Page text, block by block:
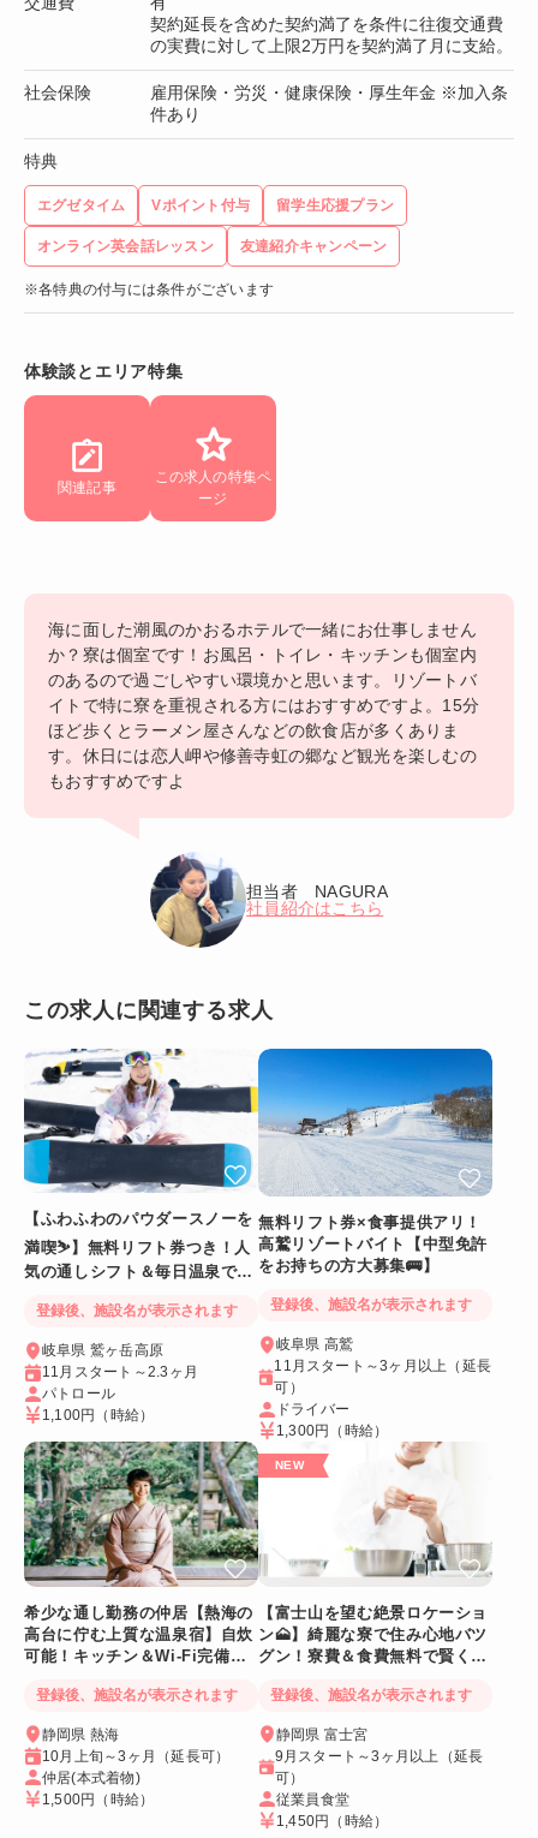
契約延長を含めた契約満了を条件に往復交通費
の実費に対して上限2万円を契約満了月に支給。
社会保険
雇用保険・労災・健康保険・厚生年金 ※加入条
件あり
特典
エグゼタイム Vポイント付与 留学生応援プラン
オンライン英会話レッスン 友達紹介キャンペーン
※各特典の付与には条件がございます
体験談とエリア特集
関連記事
この求人の特集ペ
ージ
海に面した潮風のかおるホテルで一緒にお仕事しません
か？寮は個室です！お風呂・トイレ・キッチンも個室内
のあるので過ごしやすい環境かと思います。リゾートバ
イトで特に寮を重視される方にはおすすめですよ。15分
ほど歩くとラーメン屋さんなどの飲食店が多くありま
す。休日には恋人岬や修善寺虹の郷など観光を楽しむの
もおすすめですよ
担当者 NAGURA
社員紹介はこちら
この求人に関連する求人
【ふわふわのパウダースノーを
満喫⛷️】無料リフト券つき！人
気の通しシフト＆毎日温泉でリ
登録後、施設名が表示されます
岐阜県 鷲ヶ岳高原
11月スタート～2.3ヶ月
パトロール
1,100円
（時給）
無料リフト券×食事提供アリ！
高鷲リゾートバイト【中型免許
をお持ちの方大募集🚌】
登録後、施設名が表示されます
岐阜県 高鷲
11月スタート～3ヶ月以上（延長
可）
ドライバー
1,300円
（時給）
希少な通し勤務の仲居【熱海の
高台に佇む上質な温泉宿】自炊
可能！キッチン＆Wi-Fi完備！
登録後、施設名が表示されます
静岡県 熱海
10月上旬～3ヶ月（延長可）
仲居(本式着物)
1,500円 （時給）
【富士山を望む絶景ロケーショ
ン🗻】綺麗な寮で住み心地バツ
グン！寮費＆食費無料で賢く稼
登録後、施設名が表示されます
静岡県 富士宮
9月スタート～3ヶ月以上（延長
可）
従業員食堂
1,450円 （時給）